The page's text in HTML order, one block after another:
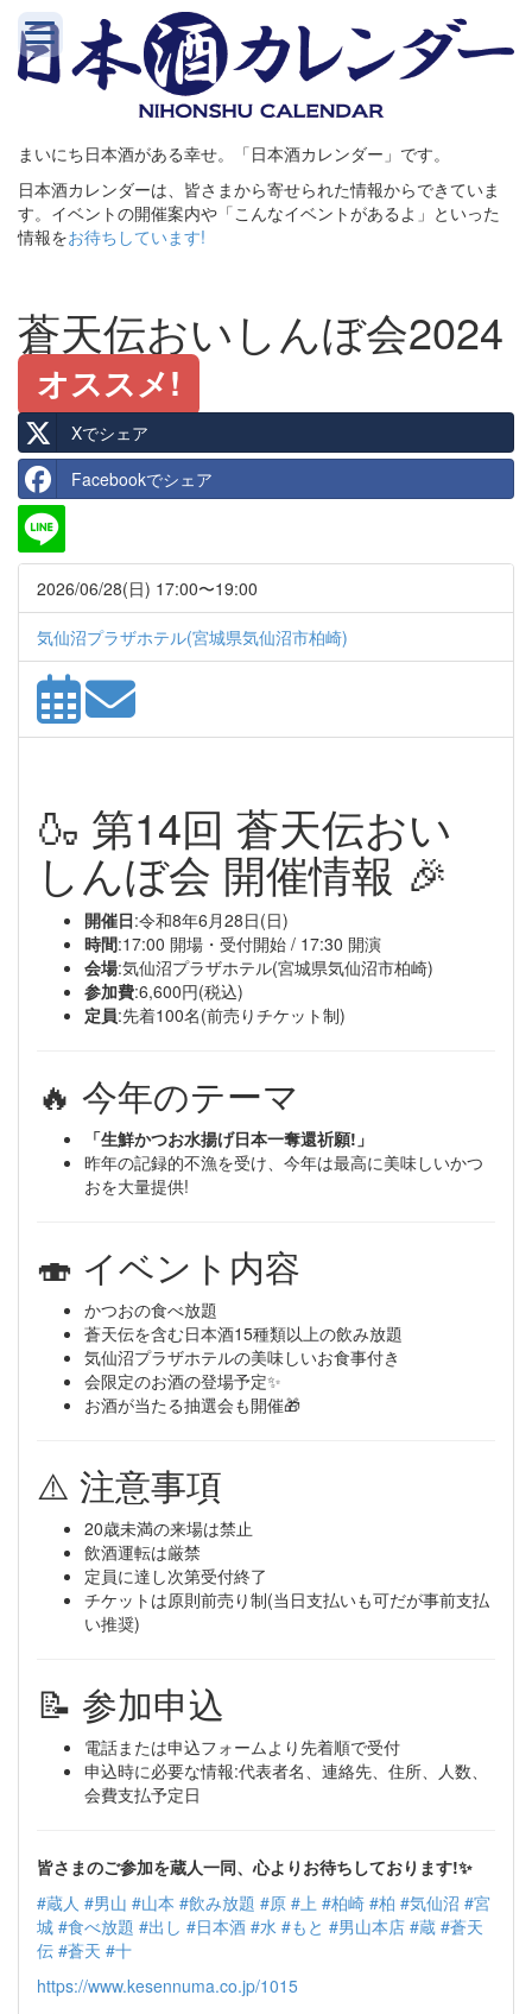
まいにち日本酒がある幸せ。「日本酒カレンダー」です。
日本酒カレンダーは、皆さまから寄せられた情報からできていま
す。イベントの開催案内や「こんなイベントがあるよ」といった
情報をお待ちしています!
蒼天伝おいしんぼ会2024
オススメ!
Xでシェア
Facebookでシェア
2026/06/28(日) 17:00〜19:00
気仙沼プラザホテル(宮城県気仙沼市柏崎)
🍶 第14回 蒼天伝おい
しんぼ会 開催情報 🎉
開催日:令和8年6月28日(日)
時間:17:00 開場・受付開始 / 17:30 開演
会場:気仙沼プラザホテル(宮城県気仙沼市柏崎)
参加費:6,600円(税込)
定員:先着100名(前売りチケット制)
🔥 今年のテーマ
「生鮮かつお水揚げ日本一奪還祈願!」
昨年の記録的不漁を受け、今年は最高に美味しいかつ
おを大量提供!
🍣 イベント内容
かつおの食べ放題
蒼天伝を含む日本酒15種類以上の飲み放題
気仙沼プラザホテルの美味しいお食事付き
会限定のお酒の登場予定✨
お酒が当たる抽選会も開催🎁
⚠️ 注意事項
20歳未満の来場は禁止
飲酒運転は厳禁
定員に達し次第受付終了
チケットは原則前売り制(当日支払いも可だが事前支払
い推奨)
📝 参加申込
電話または申込フォームより先着順で受付
申込時に必要な情報:代表者名、連絡先、住所、人数、
会費支払予定日
皆さまのご参加を蔵人一同、心よりお待ちしております!✨
#蔵人 #男山 #山本 #飲み放題 #原 #上 #柏崎 #柏 #気仙沼 #宮
城 #食べ放題 #出し #日本酒 #水 #もと #男山本店 #蔵 #蒼天
伝 #蒼天 #十
https://www.kesennuma.co.jp/1015